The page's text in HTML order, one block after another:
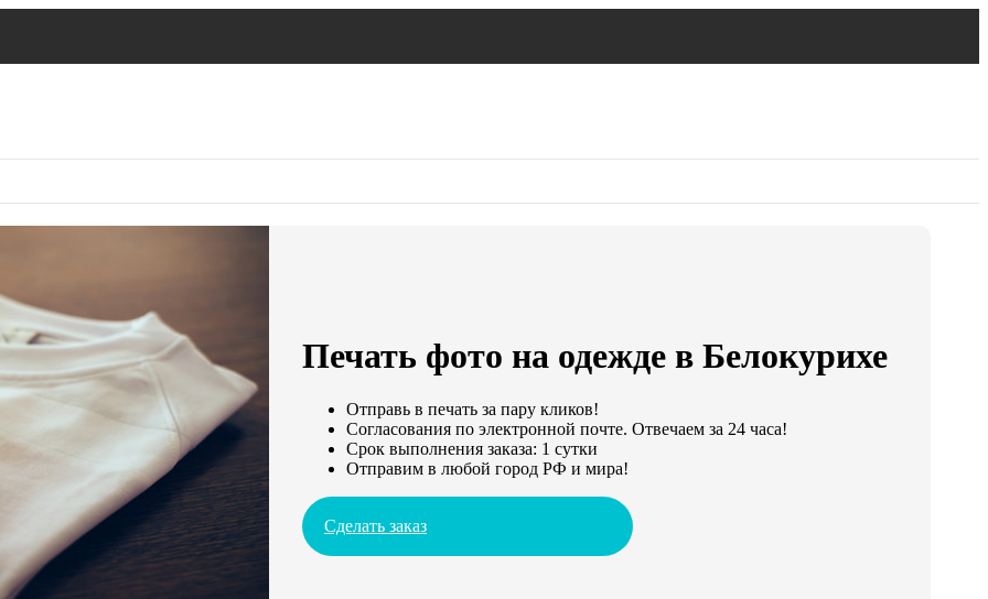
Печать фото на одежде в Белокурихе
Отправь в печать за пару кликов!
Согласования по электронной почте. Отвечаем за 24 часа!
Срок выполнения заказа: 1 сутки
Отправим в любой город РФ и мира!
Сделать заказ